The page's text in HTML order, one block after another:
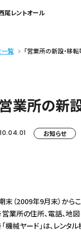
尾レントオール
一覧 「営業所の新設・移転
営業所の新
お知らせ
末（2009年9月末）から
営業所の住所、電話、地
「機械ヤード」は、レン